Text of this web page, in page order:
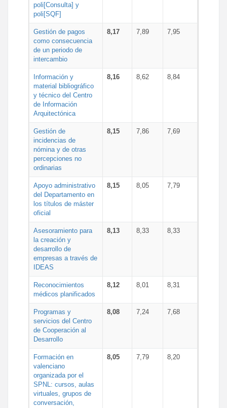
poli[Consulta] y
poli[SQF]
Gestión de pagos
como consecuencia
de un periodo de
intercambio
8,17 7,89 7,95
Información y
material bibliográfico
y técnico del Centro
de Información
Arquitectónica
8,16 8,62 8,84
Gestión de
incidencias de
nómina y de otras
percepciones no
ordinarias
8,15 7,86 7,69
Apoyo administrativo
del Departamento en
los títulos de máster
oficial
8,15 8,05 7,79
Asesoramiento para
la creación y
desarrollo de
empresas a través de
IDEAS
8,13 8,33 8,33
Reconocimientos
médicos planificados
8,12 8,01 8,31
Programas y
servicios del Centro
de Cooperación al
Desarrollo
8,08 7,24 7,68
Formación en
valenciano
organizada por el
SPNL: cursos, aulas
virtuales, grupos de
conversación,
8,05 7,79 8,20